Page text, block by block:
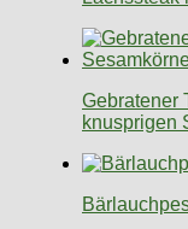
Gebratener
knusprigen